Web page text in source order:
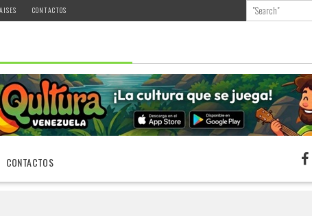
CONTACTOS
CONTACTOS